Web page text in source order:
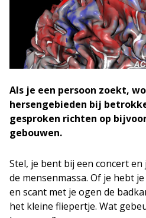
Als je een persoon zoekt,
hersengebieden bij
gesproken richten op
gebouwen.
Stel, je bent bij een concert
de mensenmassa. Of je hebt
en scant met je ogen de
het kleine fliepertje. Wat